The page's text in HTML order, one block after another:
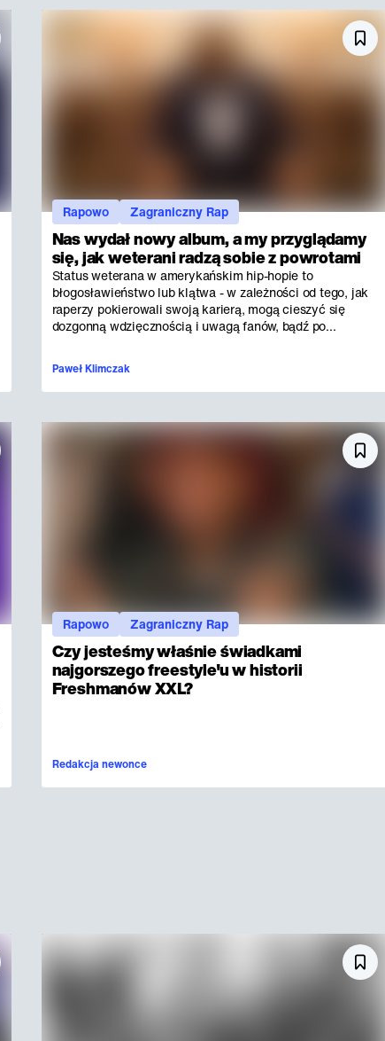
Nas wydał nowy album, a my przyglądamy
się, jak weterani radzą sobie z powrotami
Status weterana w amerykańskim hip-hopie to
błogosławieństwo lub klątwa - w zależności od tego, jak
raperzy pokierowali swoją karierą, mogą cieszyć się
dozgonną wdzięcznością i uwagą fanów, bądź po...
Paweł Klimczak
Rapowo Zagraniczny Rap
Czy jesteśmy właśnie świadkami
najgorszego freestyle'u w historii
Freshmanów XXL?
Redakcja newonce
Rapowo Zagraniczny Rap